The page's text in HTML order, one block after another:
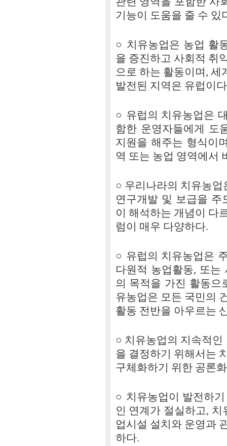
기능이 도움을 줄 수 있
○ 치유농업은 농업 활
을 증진하고 사회적 취
으로 하는 활동이며,
발전된 지역은 유럽이
○ 유럽의 치유농업은
함한 운영자들에게 도
지원을 해주는 형식이
역 또는 농업 영역에서
○ 우리나라의 치유농업
연구개발 및 보급을 주
이 해석하는 개념이 다
럼이 매우 다양하다.
○ 유럽의 치유농업은
다원적 농업활동, 또는
의 목적을 가진 활동으
유농업은 모든 국민의
활동 전반을 아우르는
○ 치유농업의 지속적
을 결정하기 위해서는
구체화하기 위한 공론
○ 치유농업이 발전하
인 연계가 절실하고,
업시설 설치와 운영과
하다.